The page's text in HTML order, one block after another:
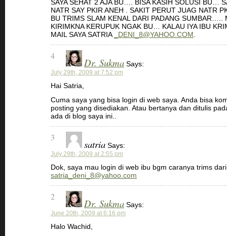
SAYA SEHAT 2 AJA BU…. BISA KASIH SOLUSI BU…
NATR SAY PKIR ANEH . SAKIT PERUT JUAG NATR
BU TRIMS SLAM KENAL DARI PADANG SUMBAR…..
KIRIMKNA KERUPUK NGAK BU… KALAU IYA IBU
MAIL SAYA SATRIA
_DENI_8@YAHOO.COM
4
Dr. Sukma Says:
July 29th, 2009 at 7:52 pm
Hai Satria,
Cuma saya yang bisa login di web saya. Anda bisa
posting yang disediakan. Atau bertanya dan ditulis
ada di blog saya ini..
3
satria Says:
July 29th, 2009 at 2:55 pm
Dok, saya mau login di web ibu bgm caranya trims dari
satria_deni_8@yahoo.com
2
Dr. Sukma Says:
June 20th, 2009 at 6:16 pm
Halo Wachid,